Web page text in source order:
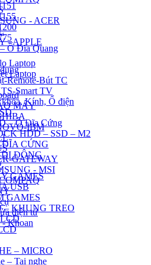
Ổ Đĩa Quang
Remote-Bút TC
Smart TV
Kính, Ổ điện
– Ổ Đĩa Cứng
HDD – SSD – M2
ĐĨA CỨNG
DI ĐỘNG
GAMES
USB
GAMES
KHUNG TREO
– MICRO
– Tai nghe
- ACER
- APPLE
Laptop
Laptop
MÁY
IBM
GATEWAY
- MSI
điện tử
Khoan